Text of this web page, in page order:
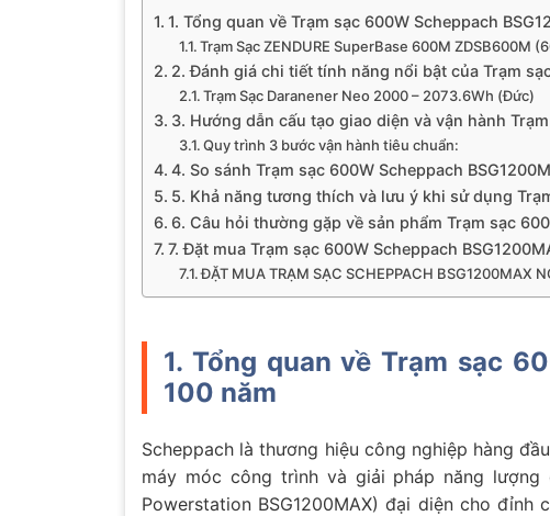
1. Tổng quan về Trạm sạc 600W Scheppach
Trạm Sạc ZENDURE SuperBase 600M ZDSB600M
2. Đánh giá chi tiết tính năng nổi bật của Trạm
Trạm Sạc Daranener Neo 2000 – 2073.6Wh (Đức)
3. Hướng dẫn cấu tạo giao diện và vận hành
Quy trình 3 bước vận hành tiêu chuẩn:
4. So sánh Trạm sạc 600W Scheppach
5. Khả năng tương thích và lưu ý khi sử dụng
6. Câu hỏi thường gặp về sản phẩm Trạm sạc
7. Đặt mua Trạm sạc 600W Scheppach
ĐẶT MUA TRẠM SẠC SCHEPPACH BSG1200MAX
1. Tổng quan về Trạm sạc
100 năm
Scheppach là thương hiệu công nghiệp hàng
máy móc công trình và giải pháp năng
Powerstation BSG1200MAX) đại diện cho